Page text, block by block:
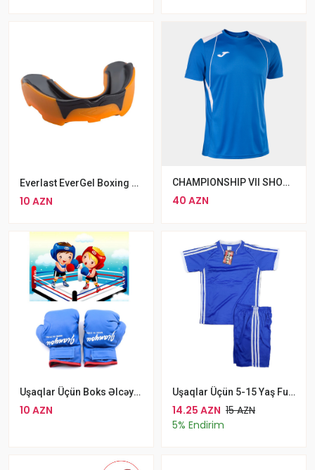
Everlast EverGel Boxing Kapa King Boks Ağızlığı Everlast MMA Boks Ağızlığı
10 AZN
CHAMPIONSHIP VII SHORT SLEEVE T-SHIRT ROYAL WHITE
40 AZN
Uşaqlar Üçün Boks Əlcəyi Kikboksinq, Taekvondo, Sparrinq Üçün Uyğun Boks Əlcəyi
10 AZN
Uşaqlar Üçün 5-15 Yaş Futbol Dəsti T-Shirt Şortik Klassik
14.25 AZN 15 AZN
5% Endirim